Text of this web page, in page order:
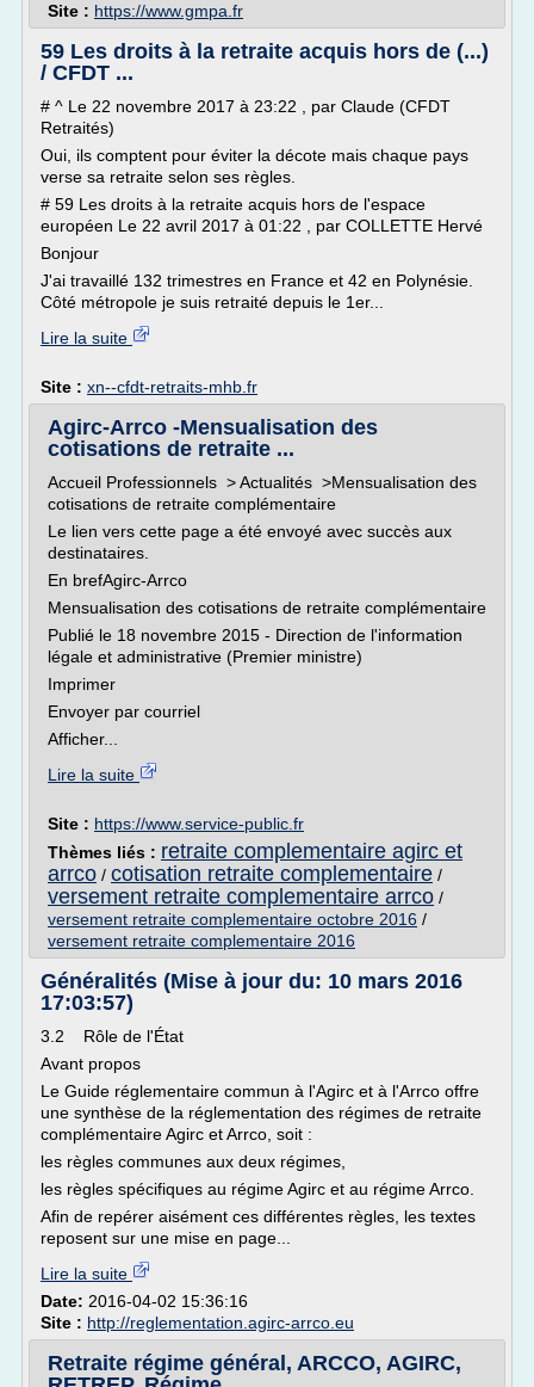
Site : https://www.gmpa.fr
59 Les droits à la retraite acquis hors de (...)
/ CFDT ...
# ^ Le 22 novembre 2017 à 23:22 , par Claude (CFDT
Retraités)
Oui, ils comptent pour éviter la décote mais chaque pays
verse sa retraite selon ses règles.
# 59 Les droits à la retraite acquis hors de l'espace
européen Le 22 avril 2017 à 01:22 , par COLLETTE Hervé
Bonjour
J'ai travaillé 132 trimestres en France et 42 en Polynésie.
Côté métropole je suis retraité depuis le 1er...
Lire la suite
Site : xn--cfdt-retraits-mhb.fr
Agirc-Arrco -Mensualisation des
cotisations de retraite ...
Accueil Professionnels > Actualités >Mensualisation des
cotisations de retraite complémentaire
Le lien vers cette page a été envoyé avec succès aux
destinataires.
En brefAgirc-Arrco
Mensualisation des cotisations de retraite complémentaire
Publié le 18 novembre 2015 - Direction de l'information
légale et administrative (Premier ministre)
Imprimer
Envoyer par courriel
Afficher...
Lire la suite
Site : https://www.service-public.fr
Thèmes liés : retraite complementaire agirc et
arrco / cotisation retraite complementaire /
versement retraite complementaire arrco /
versement retraite complementaire octobre 2016 /
versement retraite complementaire 2016
Généralités (Mise à jour du: 10 mars 2016
17:03:57)
3.2 Rôle de l'État
Avant propos
Le Guide réglementaire commun à l'Agirc et à l'Arrco offre
une synthèse de la réglementation des régimes de retraite
complémentaire Agirc et Arrco, soit :
les règles communes aux deux régimes,
les règles spécifiques au régime Agirc et au régime Arrco.
Afin de repérer aisément ces différentes règles, les textes
reposent sur une mise en page...
Lire la suite
Date: 2016-04-02 15:36:16
Site : http://reglementation.agirc-arrco.eu
Retraite régime général, ARCCO, AGIRC,